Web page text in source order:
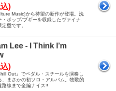
)
Music]から待望の新作が登場。洗
・ポップ/ブギーを収録したヴァイナ
盤です。
Lee - I Think I’m
)
Out』でペダル・スチールを演奏し
、まさかの初ソロ・アルバム。牧歌的
路線まで全編ナイス!!